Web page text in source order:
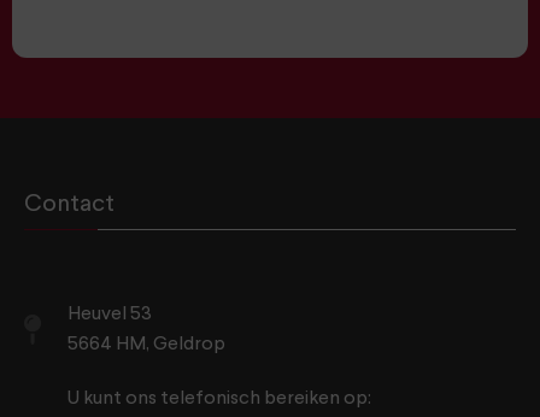
Contact
Heuvel 53
5664 HM, Geldrop
U kunt ons telefonisch bereiken op: